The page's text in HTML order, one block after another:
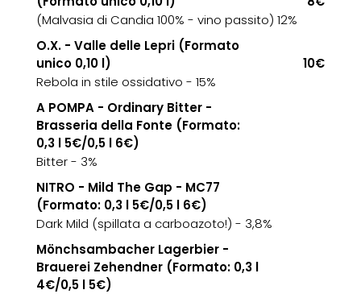
(Malvasia di Candia 100% - vino passito) 12%
O.X. - Valle delle Lepri (Formato
unico 0,10 l)
10€
Rebola in stile ossidativo - 15%
A POMPA - Ordinary Bitter -
Brasseria della Fonte (Formato:
0,3 l 5€/0,5 l 6€)
Bitter - 3%
NITRO - Mild The Gap - MC77
(Formato: 0,3 l 5€/0,5 l 6€)
Dark Mild (spillata a carboazoto!) - 3,8%
Mönchsambacher Lagerbier -
Brauerei Zehendner (Formato: 0,3 l
4€/0,5 l 5€)